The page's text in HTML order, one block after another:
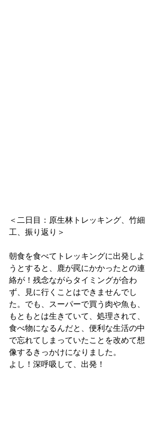
＜二日目：原生林トレッキング、竹細
工、振り返り＞
朝食を食べてトレッキングに出発しよ
うとすると、鹿が罠にかかったとの連
絡が！残念ながらタイミングが合わ
ず、見に行くことはできませんでし
た。でも、スーパーで買う肉や魚も、
もともとは生きていて、処理されて、
食べ物になるんだと、便利な生活の中
で忘れてしまっていたことを改めて想
像するきっかけになりました。
よし！深呼吸して、出発！